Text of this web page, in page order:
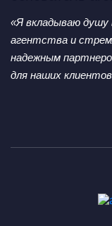
«Я вкладываю душу
агентства и
надежным
для наших